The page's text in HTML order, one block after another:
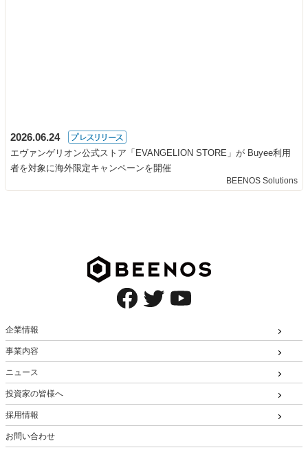
2026.06.24
エヴァンゲリオン公式ストア「EVANGELION STORE」が Buyee利用
者を対象に海外限定キャンペーンを開催
BEENOS Solutions
企業情報
事業内容
ニュース
投資家の皆様へ
採用情報
お問い合わせ